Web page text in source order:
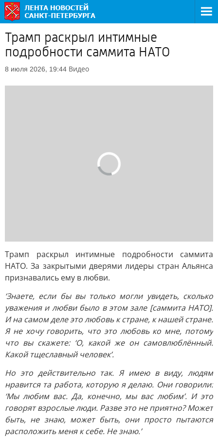
Трамп раскрыл интимные
подробности саммита НАТО
8 июля 2026, 19:44 Видео
Трамп раскрыл интимные подробности саммита
НАТО. За закрытыми дверями лидеры стран Альянса
признавались ему в любви.
‘Знаете, если бы вы только могли увидеть, сколько
уважения и любви было в этом зале [саммита НАТО].
И на самом деле это любовь к стране, к нашей стране.
Я не хочу говорить, что это любовь ко мне, потому
что вы скажете: ‘О, какой же он самовлюблённый.
Какой тщеславный человек’.
Но это действительно так. Я имею в виду, людям
нравится та работа, которую я делаю. Они говорили:
‘Мы любим вас. Да, конечно, мы вас любим’. И это
говорят взрослые люди. Разве это не приятно? Может
быть, не знаю, может быть, они просто пытаются
расположить меня к себе. Не знаю.’